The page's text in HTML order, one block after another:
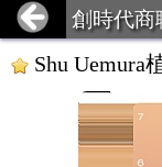
創時代商
略聯盟
Shu Uemura